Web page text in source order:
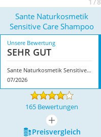
Sante Naturkosmetik
Sensitive Care Shampoo
Unsere Bewertung
SEHR GUT
Sante Naturkosmetik Sensitive Care Shampoo
07/2026
165 Bewertungen
mehr anzeigen
Preis­vergleich